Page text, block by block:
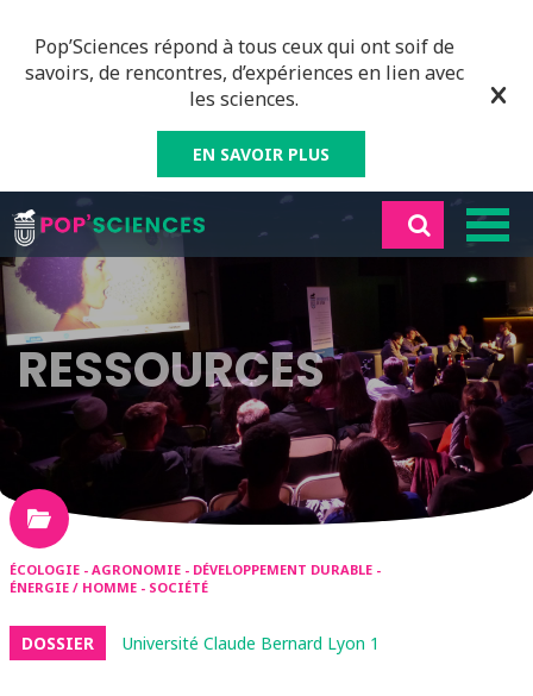
Pop’Sciences répond à tous ceux qui ont soif de
savoirs, de rencontres, d’expériences en lien avec
les sciences.
EN SAVOIR PLUS
RESSOURCES
ÉCOLOGIE - AGRONOMIE - DÉVELOPPEMENT DURABLE -
ÉNERGIE / HOMME - SOCIÉTÉ
DOSSIER Université Claude Bernard Lyon 1